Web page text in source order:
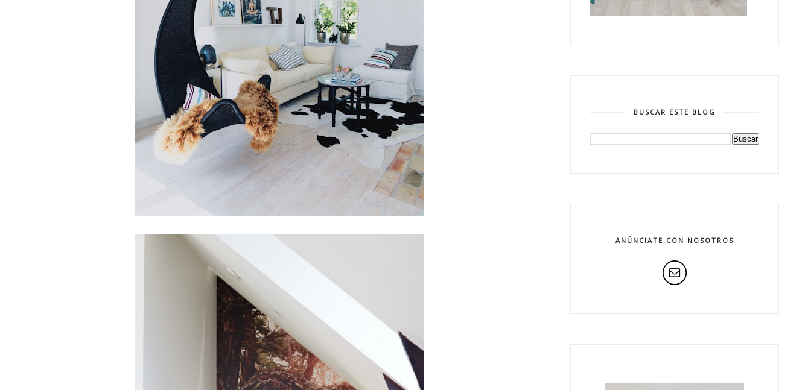
BUSCAR ESTE BLOG
ANÚNCIATE CON NOSOTROS